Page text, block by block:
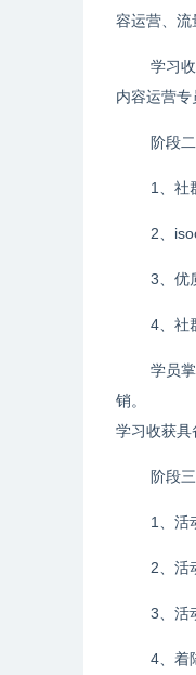
容运营、流
学习
内容运营专
阶段
1、社
2、
3、优
4、社
学员
销。
学习收获具
阶段
1、活
2、活
3、活
4、着